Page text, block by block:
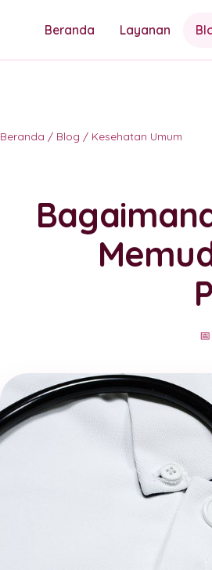
Beranda Layanan
Beranda / Blog / Kesehatan Umum